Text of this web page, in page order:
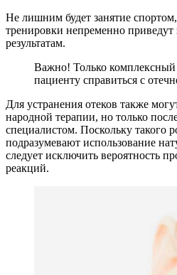
Не лишним будет занятие
тренировки непременно
результатам.
Важно! Только
пациенту справиться с
Для устранения отеков также
народной терапии, но только
специалистом. Поскольку такого
подразумевают использование
следует исключить вероятность
реакций.